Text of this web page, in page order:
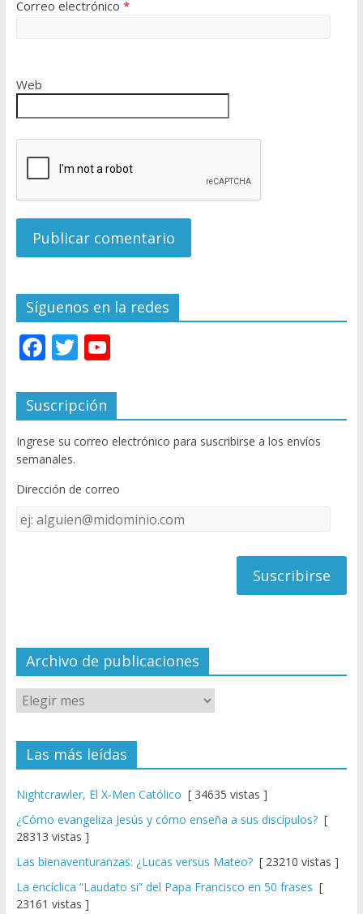
Correo electrónico *
Web
Síguenos en la redes
F
e
b
o
o
k
T
itt
er
Y
u
T
u
e
C
el
Suscripción
Ingrese su correo electrónico para suscribirse a los envíos
semanales.
Dirección de correo
Dirección
de
Archivo de publicaciones
Las más leídas
Nightcrawler, El X-Men Católico [ 34635 vistas ]
¿Cómo evangeliza Jesús y cómo enseña a sus discípulos?[
28313 vistas ]
Las bienaventuranzas: ¿Lucas versus Mateo?[ 23210 vistas ]
La encíclica “Laudato si” del Papa Francisco en 50 frases [
23161 vistas ]